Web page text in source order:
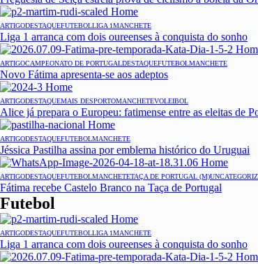
ARTIGODESTAQUEFUTEBOLLIGA 1MANCHETE
Liga 1 arranca com dois oureenses à conquista do sonho
ARTIGOCAMPEONATO DE PORTUGALDESTAQUEFUTEBOLMANCHETE
Novo Fátima apresenta-se aos adeptos
ARTIGODESTAQUEMAIS DESPORTOMANCHETEVOLEIBOL
Alice já prepara o Europeu: fatimense entre as eleitas de
ARTIGODESTAQUEFUTEBOLMANCHETE
Jéssica Pastilha assina por emblema histórico do Uruguai
ARTIGODESTAQUEFUTEBOLMANCHETETAÇA DE PORTUGAL (M)
Fátima recebe Castelo Branco na Taça de Portugal
Futebol
ARTIGODESTAQUEFUTEBOLLIGA 1MANCHETE
Liga 1 arranca com dois oureenses à conquista do sonho